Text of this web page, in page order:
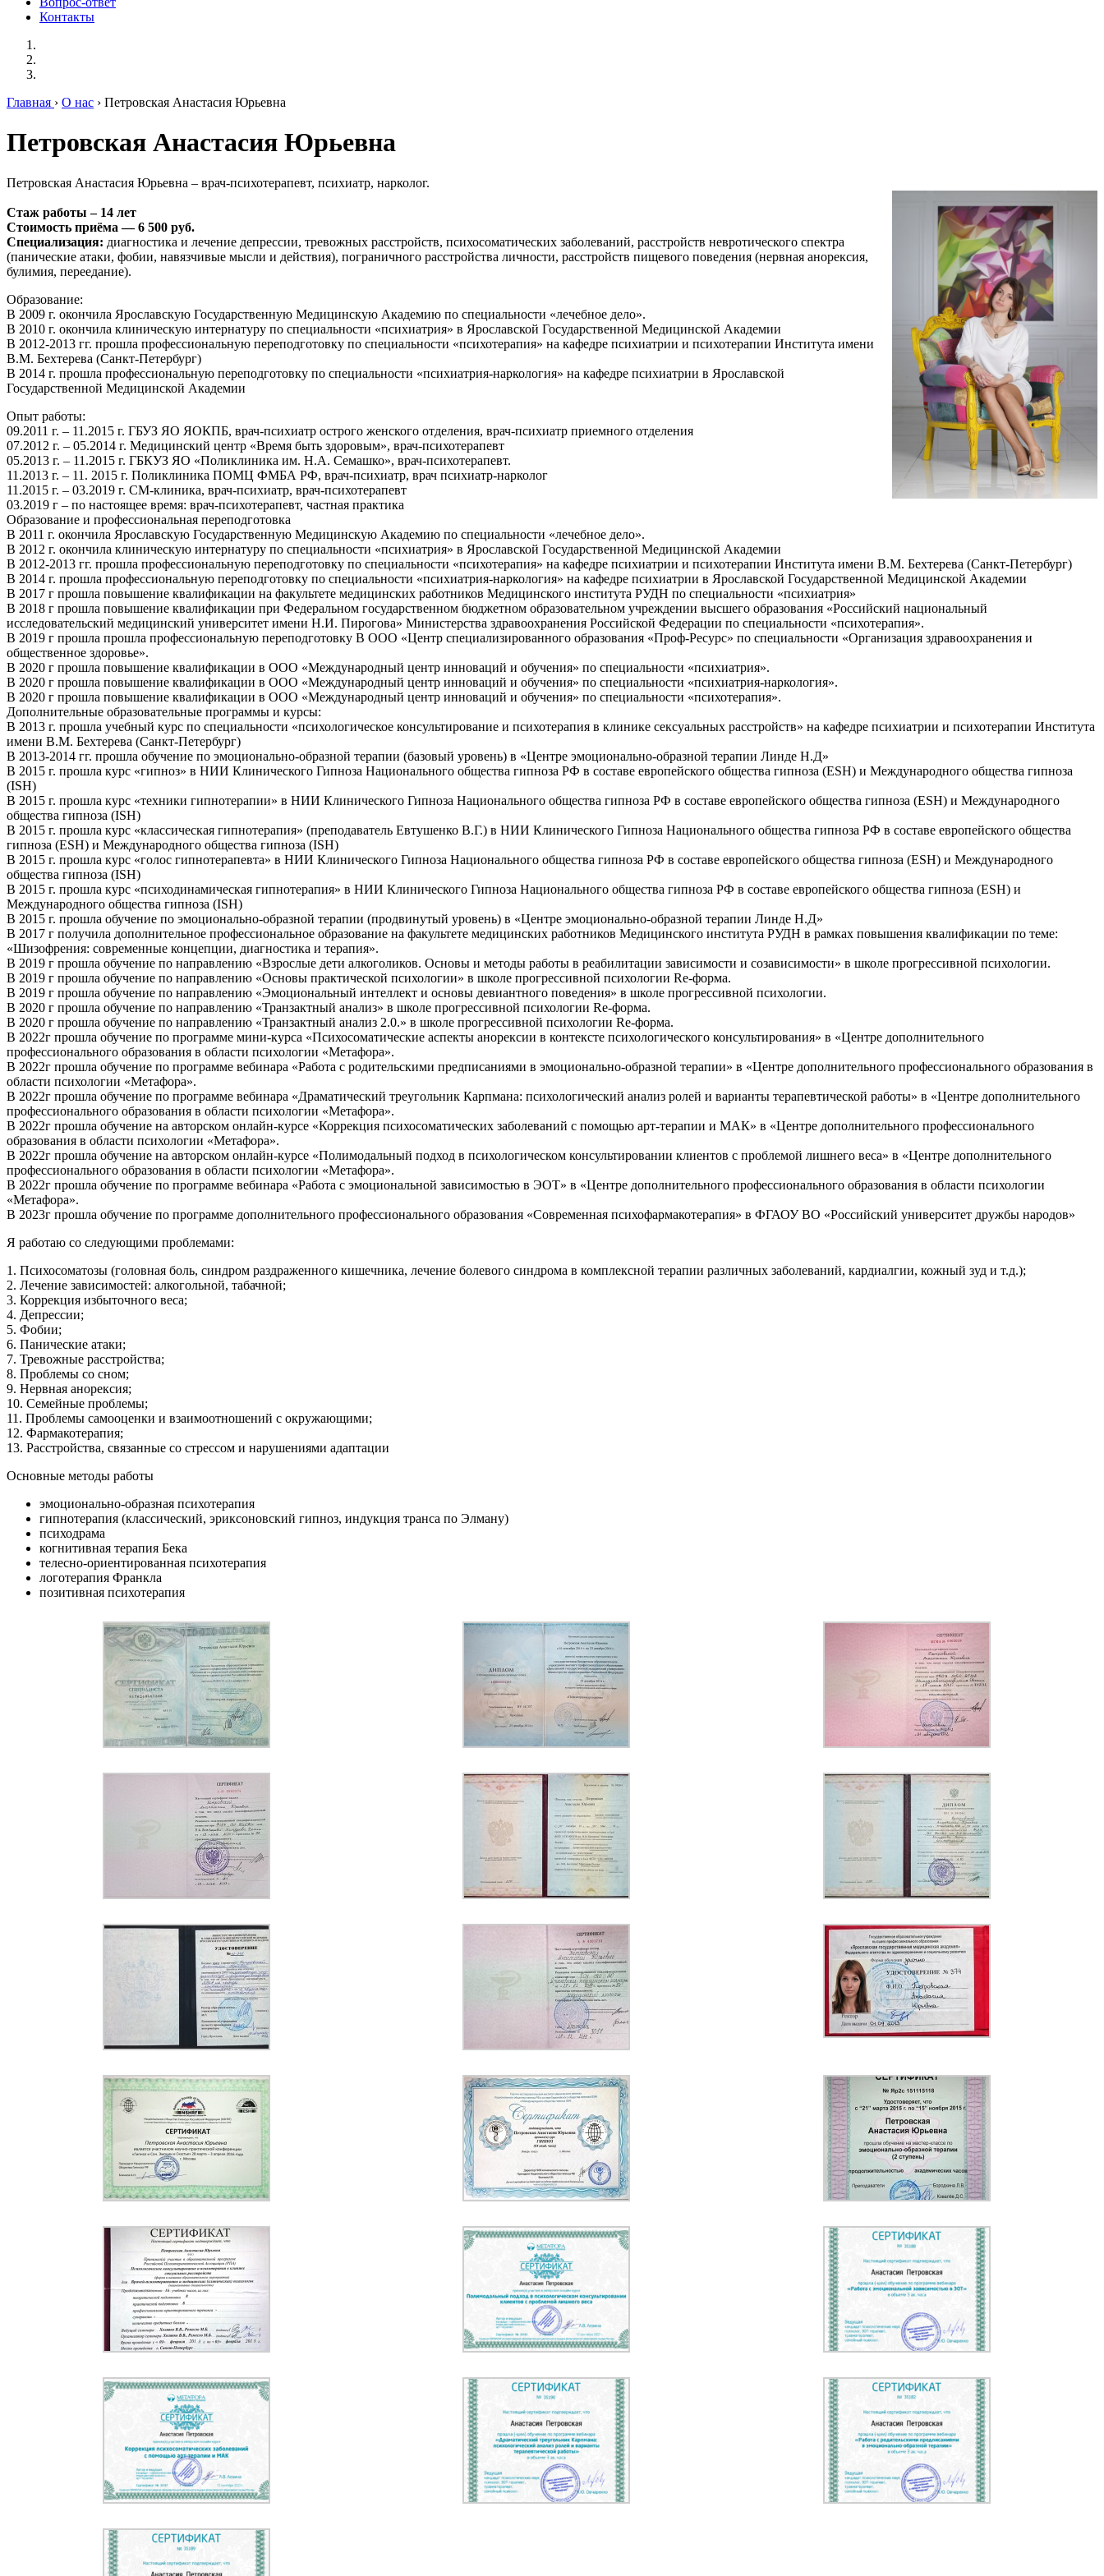
Контакты
Главная › О нас › Петровская Анастасия Юрьевна
Петровская Анастасия Юрьевна
Петровская Анастасия Юрьевна – врач-психотерапевт, психиатр, нарколог.
Стаж работы – 14 лет
Стоимость приёма — 6 500 руб.
Специализация: диагностика и лечение депрессии, тревожных расстройств, психосоматических заболеваний, расстройств невротического спектра
(панические атаки, фобии, навязчивые мысли и действия), пограничного расстройства личности, расстройств пищевого поведения (нервная анорексия,
булимия, переедание).
Образование:
В 2009 г. окончила Ярославскую Государственную Медицинскую Академию по специальности «лечебное дело».
В 2010 г. окончила клиническую интернатуру по специальности «психиатрия» в Ярославской Государственной Медицинской Академии
В 2012-2013 гг. прошла профессиональную переподготовку по специальности «психотерапия» на кафедре психиатрии и психотерапии Института имени
В.М. Бехтерева (Санкт-Петербург)
В 2014 г. прошла профессиональную переподготовку по специальности «психиатрия-наркология» на кафедре психиатрии в Ярославской
Государственной Медицинской Академии
Опыт работы:
09.2011 г. – 11.2015 г. ГБУЗ ЯО ЯОКПБ, врач-психиатр острого женского отделения, врач-психиатр приемного отделения
07.2012 г. – 05.2014 г. Медицинский центр «Время быть здоровым», врач-психотерапевт
05.2013 г. – 11.2015 г. ГБКУЗ ЯО «Поликлиника им. Н.А. Семашко», врач-психотерапевт.
11.2013 г. – 11. 2015 г. Поликлиника ПОМЦ ФМБА РФ, врач-психиатр, врач психиатр-нарколог
11.2015 г. – 03.2019 г. СМ-клиника, врач-психиатр, врач-психотерапевт
03.2019 г – по настоящее время: врач-психотерапевт, частная практика
Образование и профессиональная переподготовка
В 2011 г. окончила Ярославскую Государственную Медицинскую Академию по специальности «лечебное дело».
В 2012 г. окончила клиническую интернатуру по специальности «психиатрия» в Ярославской Государственной Медицинской Академии
В 2012-2013 гг. прошла профессиональную переподготовку по специальности «психотерапия» на кафедре психиатрии и психотерапии Института имени В.М. Бехтерева (Санкт-Петербург)
В 2014 г. прошла профессиональную переподготовку по специальности «психиатрия-наркология» на кафедре психиатрии в Ярославской Государственной Медицинской Академии
В 2017 г прошла повышение квалификации на факультете медицинских работников Медицинского института РУДН по специальности «психиатрия»
В 2018 г прошла повышение квалификации при Федеральном государственном бюджетном образовательном учреждении высшего образования «Российский национальный
исследовательский медицинский университет имени Н.И. Пирогова» Министерства здравоохранения Российской Федерации по специальности «психотерапия».
В 2019 г прошла прошла профессиональную переподготовку В ООО «Центр специализированного образования «Проф-Ресурс» по специальности «Организация здравоохранения и
общественное здоровье».
В 2020 г прошла повышение квалификации в ООО «Международный центр инноваций и обучения» по специальности «психиатрия».
В 2020 г прошла повышение квалификации в ООО «Международный центр инноваций и обучения» по специальности «психиатрия-наркология».
В 2020 г прошла повышение квалификации в ООО «Международный центр инноваций и обучения» по специальности «психотерапия».
Дополнительные образовательные программы и курсы:
В 2013 г. прошла учебный курс по специальности «психологическое консультирование и психотерапия в клинике сексуальных расстройств» на кафедре психиатрии и психотерапии Института
имени В.М. Бехтерева (Санкт-Петербург)
В 2013-2014 гг. прошла обучение по эмоционально-образной терапии (базовый уровень) в «Центре эмоционально-образной терапии Линде Н.Д»
В 2015 г. прошла курс «гипноз» в НИИ Клинического Гипноза Национального общества гипноза РФ в составе европейского общества гипноза (ESH) и Международного общества гипноза
(ISH)
В 2015 г. прошла курс «техники гипнотерапии» в НИИ Клинического Гипноза Национального общества гипноза РФ в составе европейского общества гипноза (ESH) и Международного
общества гипноза (ISH)
В 2015 г. прошла курс «классическая гипнотерапия» (преподаватель Евтушенко В.Г.) в НИИ Клинического Гипноза Национального общества гипноза РФ в составе европейского общества
гипноза (ESH) и Международного общества гипноза (ISH)
В 2015 г. прошла курс «голос гипнотерапевта» в НИИ Клинического Гипноза Национального общества гипноза РФ в составе европейского общества гипноза (ESH) и Международного
общества гипноза (ISH)
В 2015 г. прошла курс «психодинамическая гипнотерапия» в НИИ Клинического Гипноза Национального общества гипноза РФ в составе европейского общества гипноза (ESH) и
Международного общества гипноза (ISH)
В 2015 г. прошла обучение по эмоционально-образной терапии (продвинутый уровень) в «Центре эмоционально-образной терапии Линде Н.Д»
В 2017 г получила дополнительное профессиональное образование на факультете медицинских работников Медицинского института РУДН в рамках повышения квалификации по теме:
«Шизофрения: современные концепции, диагностика и терапия».
В 2019 г прошла обучение по направлению «Взрослые дети алкоголиков. Основы и методы работы в реабилитации зависимости и созависимости» в школе прогрессивной психологии.
В 2019 г прошла обучение по направлению «Основы практической психологии» в школе прогрессивной психологии Re-форма.
В 2019 г прошла обучение по направлению «Эмоциональный интеллект и основы девиантного поведения» в школе прогрессивной психологии.
В 2020 г прошла обучение по направлению «Транзактный анализ» в школе прогрессивной психологии Re-форма.
В 2020 г прошла обучение по направлению «Транзактный анализ 2.0.» в школе прогрессивной психологии Re-форма.
В 2022г прошла обучение по программе мини-курса «Психосоматические аспекты анорексии в контексте психологического консультирования» в «Центре дополнительного
профессионального образования в области психологии «Метафора».
В 2022г прошла обучение по программе вебинара «Работа с родительскими предписаниями в эмоционально-образной терапии» в «Центре дополнительного профессионального образования в
области психологии «Метафора».
В 2022г прошла обучение по программе вебинара «Драматический треугольник Карпмана: психологический анализ ролей и варианты терапевтической работы» в «Центре дополнительного
профессионального образования в области психологии «Метафора».
В 2022г прошла обучение на авторском онлайн-курсе «Коррекция психосоматических заболеваний с помощью арт-терапии и МАК» в «Центре дополнительного профессионального
образования в области психологии «Метафора».
В 2022г прошла обучение на авторском онлайн-курсе «Полимодальный подход в психологическом консультировании клиентов с проблемой лишнего веса» в «Центре дополнительного
профессионального образования в области психологии «Метафора».
В 2022г прошла обучение по программе вебинара «Работа с эмоциональной зависимостью в ЭОТ» в «Центре дополнительного профессионального образования в области психологии
«Метафора».
В 2023г прошла обучение по программе дополнительного профессионального образования «Современная психофармакотерапия» в ФГАОУ ВО «Российский университет дружбы народов»
Я работаю со следующими проблемами:
1. Психосоматозы (головная боль, синдром раздраженного кишечника, лечение болевого синдрома в комплексной терапии различных заболеваний, кардиалгии, кожный зуд и т.д.);
2. Лечение зависимостей: алкогольной, табачной;
3. Коррекция избыточного веса;
4. Депрессии;
5. Фобии;
6. Панические атаки;
7. Тревожные расстройства;
8. Проблемы со сном;
9. Нервная анорексия;
10. Семейные проблемы;
11. Проблемы самооценки и взаимоотношений с окружающими;
12. Фармакотерапия;
13. Расстройства, связанные со стрессом и нарушениями адаптации
Основные методы работы
эмоционально-образная психотерапия
гипнотерапия (классический, эриксоновский гипноз, индукция транса по Элману)
психодрама
когнитивная терапия Бека
телесно-ориентированная психотерапия
логотерапия Франкла
позитивная психотерапия